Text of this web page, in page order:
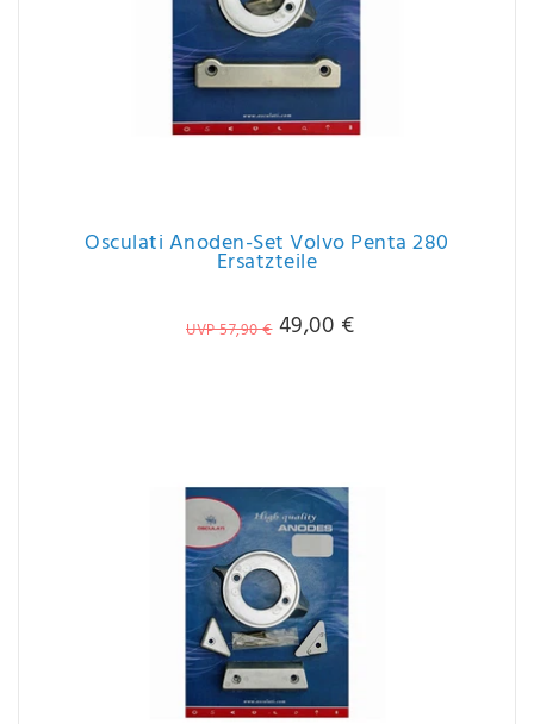
Osculati Anoden-Set Volvo Penta 280
Ersatzteile
UVP 57,90 € 49,00 €